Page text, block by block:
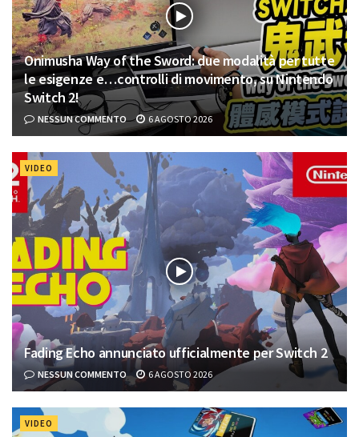
Onimusha Way of the Sword: due modalità per tutte
le esigenze e…controlli di movimento, su Nintendo
Switch 2!
NESSUN COMMENTO 6 AGOSTO 2026
VIDEO
Fading Echo annunciato ufficialmente per Switch 2
NESSUN COMMENTO 6 AGOSTO 2026
VIDEO